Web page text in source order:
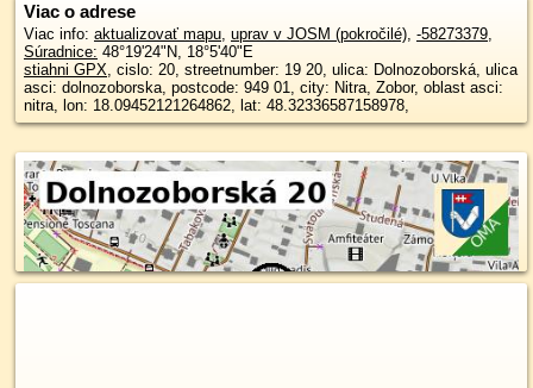
Viac o adrese
Viac info: aktualizovať mapu, uprav v JOSM (pokročilé), -58273379,
Súradnice: 48°19'24"N, 18°5'40"E
stiahni GPX, cislo: 20, streetnumber: 19 20, ulica: Dolnozoborská, ulica
asci: dolnozoborska, postcode: 949 01, city: Nitra, Zobor, oblast asci:
nitra, lon: 18.09452121264862, lat: 48.32336587158978,